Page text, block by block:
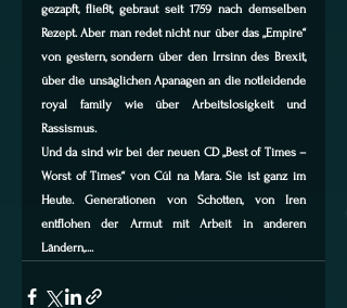
gezapft, fließt, gebraut seit 1759 nach demselben
Rezept. Aber man redet nicht nur über das „Empire“
von gestern, sondern über den Irrsinn des Brexit,
über die unsäglichen Apanagen an die notleidende
royal family wie über Arbeitslosigkeit und
Rassismus.
Und da sind wir bei der neuen CD „Best of Times –
Worst of Times“ von Cúl na Mara. Sie ist ganz im
Heute. Generationen von Schotten, von Iren
entflohen der Armut mit Arbeit in anderen
Ländern,....